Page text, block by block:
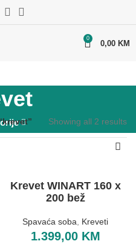
0
0,00 KM
Showing all 2 results
Krevet WINART 160 x
200 bež
Spavaća soba Kreveti
1.399,00 KM